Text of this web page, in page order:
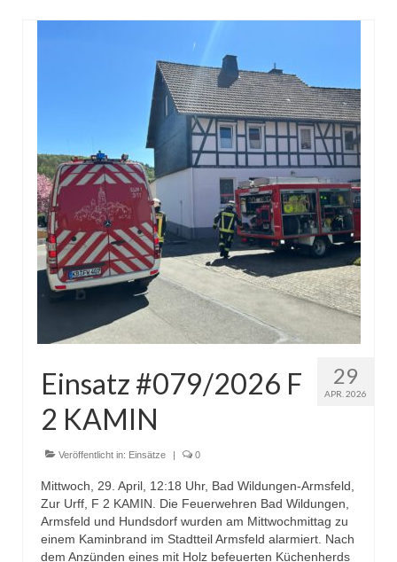
Chronik des Musikzug
Christkindwiegen
Christkindwiegen 2024
Christkindwiegen 2023
Christkindwiegen 2022
Christkindwiegen 2021
Christkindwiegen 2018
Christkindwiegen 2017
Jahreskonzert 2017
Oktoberfestkonzert 2018
29
APR. 2026
Einsatz #079/2026 F
2 KAMIN
Veröffentlicht in: Einsätze | 0
Mittwoch, 29. April, 12:18 Uhr, Bad Wildungen-Armsfeld,
Zur Urff, F 2 KAMIN. Die Feuerwehren Bad Wildungen,
Armsfeld und Hundsdorf wurden am Mittwochmittag zu
einem Kaminbrand im Stadtteil Armsfeld alarmiert. Nach
dem Anzünden eines mit Holz befeuerten Küchenherds